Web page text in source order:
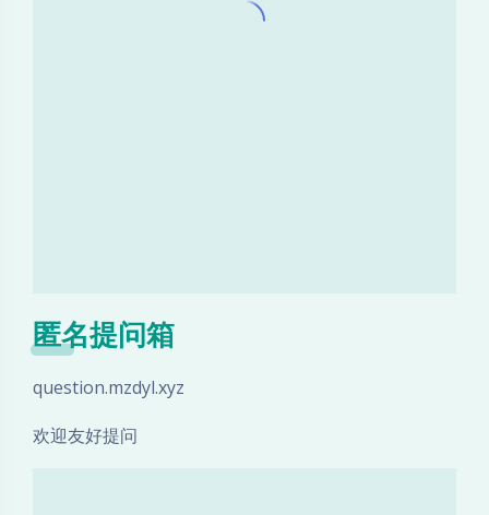
匿名提问箱
question.mzdyl.xyz
欢迎友好提问